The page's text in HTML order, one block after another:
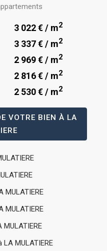
3 022 € / m2
3 337 € / m2
2 969 € / m2
2 816 € / m2
2 530 € / m2
VOTRE BIEN À LA
MULATIERE
MULATIERE